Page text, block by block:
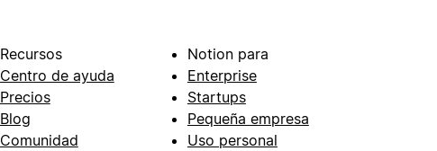
Recursos
Centro de ayuda
Precios
Blog
Comunidad
Notion para
Enterprise
Startups
Pequeña empresa
Uso personal